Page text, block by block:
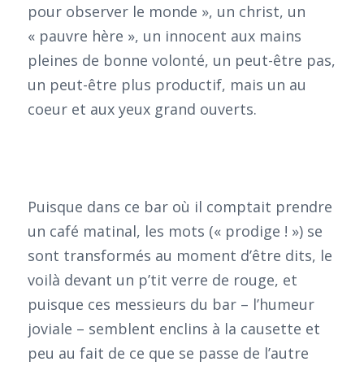
pour observer le monde », un christ, un
« pauvre hère », un innocent aux mains
pleines de bonne volonté, un peut-être pas,
un peut-être plus productif, mais un au
coeur et aux yeux grand ouverts.
Puisque dans ce bar où il comptait prendre
un café matinal, les mots (« prodige ! ») se
sont transformés au moment d’être dits, le
voilà devant un p’tit verre de rouge, et
puisque ces messieurs du bar – l’humeur
joviale – semblent enclins à la causette et
peu au fait de ce que se passe de l’autre